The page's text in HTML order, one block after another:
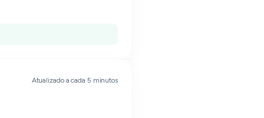
Atualizado a cada 5 minutos